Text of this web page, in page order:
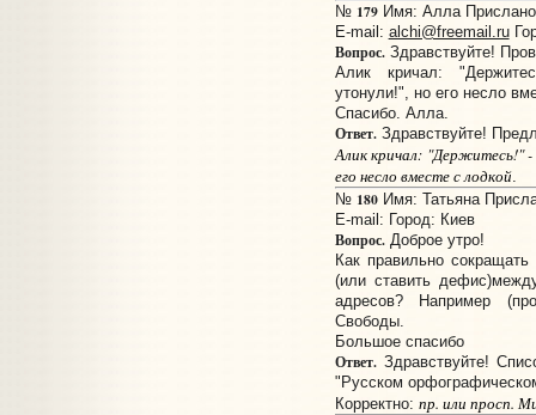
№ 179Имя: Алла
E-mail: alchi@freemail.ru
Вопрос.Здравствуйте!
Алик кричал:
утонули!", но его несло
Спасибо. Алла.
Ответ.Здравствуйте!
Алик кричал: "Держитесь!"
его несло вместе с лодкой.
№ 180Имя: Татьяна
E-mail: Город: Киев
Вопрос.Доброе утро!
Как правильно
(или ставить
адресов? Например
Свободы.
Большое спасибо
Ответ.Здравствуйте!
"Русском
Корректно: пр. или просп.